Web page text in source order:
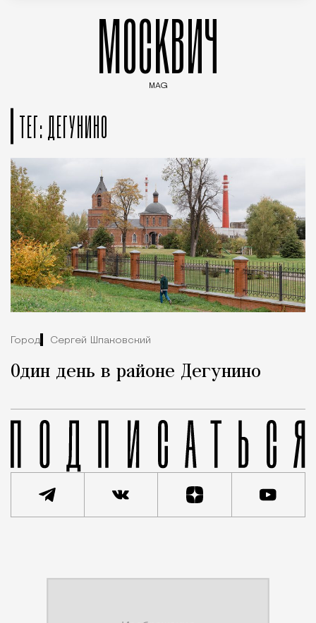
МОСКВИЧ
MAG
ТЕГ: ДЕГУНИНО
Город Сергей Шпаковский
Один день в районе Дегунино